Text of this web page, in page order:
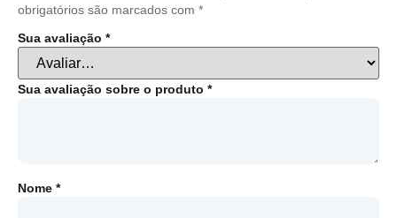
obrigatórios são marcados com *
Sua avaliação *
Sua avaliação sobre o produto *
Nome *